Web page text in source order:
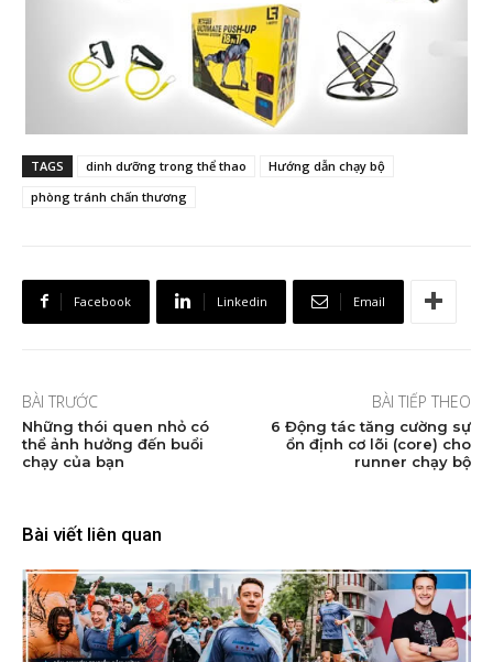
TAGS dinh dưỡng trong thể thao
Hướng dẫn chạy bộ
phòng tránh chấn thương
Facebook Linkedin Email
BÀI TRƯỚC
Những thói quen nhỏ có
thể ảnh hưởng đến buổi
chạy của bạn
BÀI TIẾP THEO
6 Động tác tăng cường sự
ổn định cơ lõi (core) cho
runner chạy bộ
Bài viết liên quan